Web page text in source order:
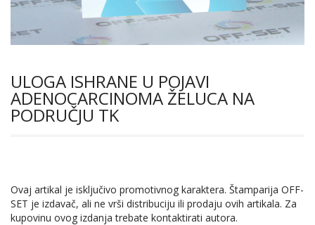
ULOGA ISHRANE U POJAVI
ADENOCARCINOMA ŽELUCA NA
PODRUČJU TK
Ovaj artikal je isključivo promotivnog karaktera. Štamparija OFF-
SET je izdavač, ali ne vrši distribuciju ili prodaju ovih artikala. Za
kupovinu ovog izdanja trebate kontaktirati autora.